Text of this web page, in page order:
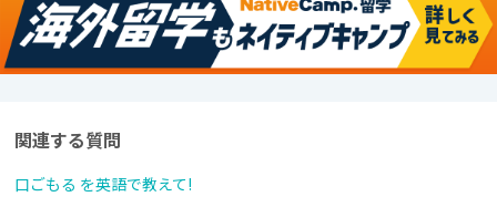
関連する質問
口ごもる を英語で教えて!